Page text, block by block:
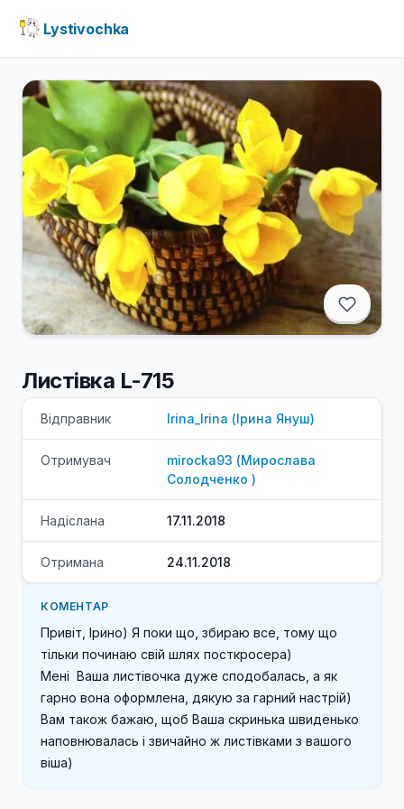
Lystivochka
Листівка L-715
Відправник Irina_Irina (Ірина Януш)
Отримувач mirocka93 (Мирослава
Солодченко )
Надіслана 17.11.2018
Отримана 24.11.2018
КОМЕНТАР
Привіт, Ірино) Я поки що, збираю все, тому що
тільки починаю свій шлях посткросера)
Мені  Ваша листівочка дуже сподобалась, а як
гарно вона оформлена, дякую за гарний настрій)
Вам також бажаю, щоб Ваша скринька швиденько
наповнювалась і звичайно ж листівками з вашого
віша)